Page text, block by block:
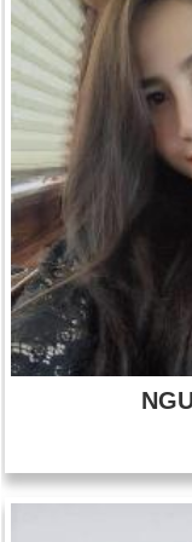
Ngày 11-5 năm
vì vai trò của anh ta
Ngày 11-5 năm
qua đời vì bệnh
Ngày 11-5 năm
đánh bại Garry
trong một trận đấu
Kasparov và 3 hòa).
Ngày 11-5 năm
Ngày 11-5 năm
minh châu Âu -